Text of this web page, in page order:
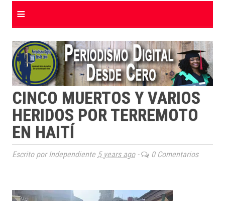
≡
CINCO MUERTOS Y VARIOS
HERIDOS POR TERREMOTO
EN HAITÍ
Escrito por Independiente 5 years ago- 0 Comentarios